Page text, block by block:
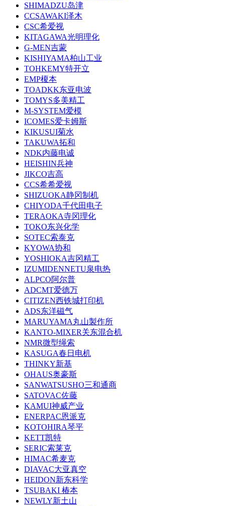
SHIMADZU岛津
CCSAWAKI泽木
CSC希爱视
KITAGAWA光明理化
G-MEN吉蒙
KISHIYAMA柏山工业
TOHKEMY特开立
EMP榎本
TOADKK东亚电波
TOMYS多美精工
M-SYSTEM爱模
ICOMES爱卡姆斯
KIKUSUI菊水
TAKUWA拓和
NDK内藤电诚
HEISHIN兵神
JIKCO吉高
CCS希希爱视
SHIZUOKA静冈制机
CHIYODA千代田电子
TERAOKA寺冈理化
TOKO东兴化学
SOTEC索泰克
KYOWA协和
YOSHIOKA吉冈精工
IZUMIDENNETU泉电热
ALPCO阿尔普
ADCMT爱德万
CITIZEN西铁城打印机
ADS东洋磁气
MARUYAMA丸山製作所
KANTO-MIXER关东混合机
NMR微型绳索
KASUGA春日电机
THINKY新基
OHAUS奥豪斯
SANWATSUSHO三和通商
SATOVAC佐藤
KAMUI神威产业
ENERPAC恩派克
KOTOHIRA琴平
KETT凯特
SERIC索莱克
HIMAC希麦克
DIAVAC大亚真空
HEIDON新东科学
TSUBAKI 椿本
NEWLY新土山